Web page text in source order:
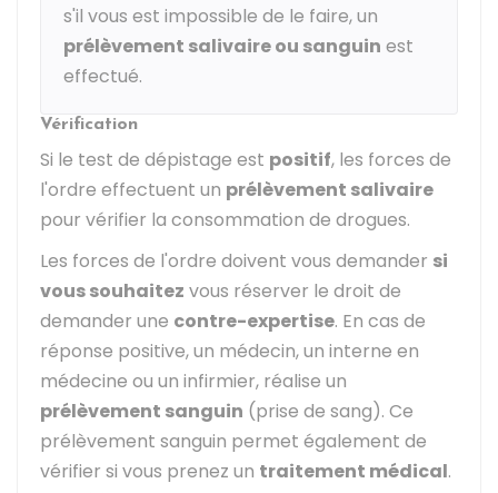
s'il vous est impossible de le faire, un
prélèvement salivaire ou sanguin est
effectué.
Vérification
Si le test de dépistage est positif, les forces de
l'ordre effectuent un prélèvement salivaire
pour vérifier la consommation de drogues.
Les forces de l'ordre doivent vous demander si
vous souhaitez vous réserver le droit de
demander une contre-expertise. En cas de
réponse positive, un médecin, un interne en
médecine ou un infirmier, réalise un
prélèvement sanguin (prise de sang). Ce
prélèvement sanguin permet également de
vérifier si vous prenez un traitement médical.